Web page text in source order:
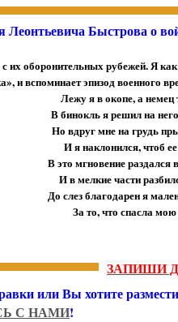
Леонтьевича Быстрова о
их оборонительных рубежей. Я
и вспоминает эпизод военного
Лежу я в окопе, а немец
В бинокль я решил на
Но вдруг мне на грудь
И я наклонился, чтоб
В это мгновение раздался
И в мелкие части
До слез благодарен я
За то, что спасла
ЗАПИШИ
или Вы хотите
С НАМИ!